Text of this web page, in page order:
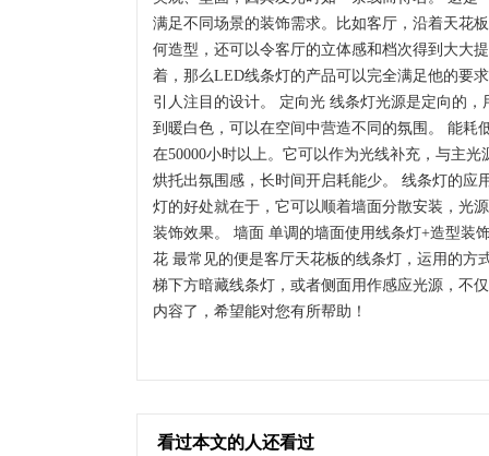
满足不同场景的装饰需求。比如客厅，沿着天花
何造型，还可以令客厅的立体感和档次得到大大
着，那么LED线条灯的产品可以完全满足他的要
引人注目的设计。 定向光 线条灯光源是定向的
到暖白色，可以在空间中营造不同的氛围。 能耗
在50000小时以上。它可以作为光线补充，与主
烘托出氛围感，长时间开启耗能少。 线条灯的应
灯的好处就在于，它可以顺着墙面分散安装，光
装饰效果。 墙面 单调的墙面使用线条灯+造型装
花 最常见的便是客厅天花板的线条灯，运用的方
梯下方暗藏线条灯，或者侧面用作感应光源，不
内容了，希望能对您有所帮助！
看过本文的人还看过